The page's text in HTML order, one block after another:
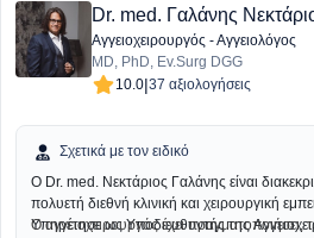
Dr. med. Γαλάνης
Αγγειοχειρουργός - Αγγειολόγος
MD, PhD, Ev.Surg DGG
10.0|37 αξιολογήσεις
Σχετικά με τον ειδικό
Ο Dr. med. Νεκτάριος Γαλάνης είναι
πολυετή διεθνή κλινική και χειρουργική
Υπηρέτησε ως Υποδιευθυντής της
Ο αγγειοχειρουργός έχει πραγματοποιήσει,